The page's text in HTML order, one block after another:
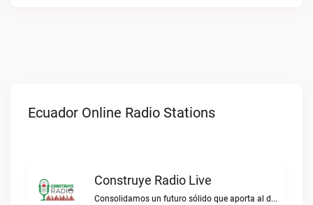
Ecuador Online Radio Stations
Construye Radio Live
Consolidamos un futuro sólido que aporta al desarrollo.Construye Radio live